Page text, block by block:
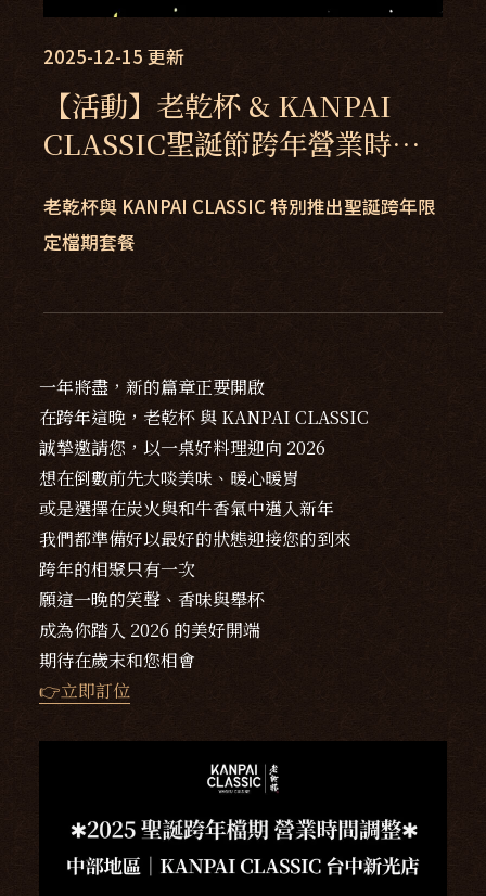
2025-12-15 更新
【活動】老乾杯 & KANPAI
CLASSIC聖誕節跨年營業時間
老乾杯與 KANPAI CLASSIC 特別推出聖誕跨年限
定檔期套餐
一年將盡，新的篇章正要開啟
在跨年這晚，老乾杯 與 KANPAI CLASSIC
誠摯邀請您，以一桌好料理迎向 2026
想在倒數前先大啖美味、暖心暖胃
或是選擇在炭火與和牛香氣中邁入新年
我們都準備好以最好的狀態迎接您的到來
跨年的相聚只有一次
願這一晚的笑聲、香味與舉杯
成為你踏入 2026 的美好開端
期待在歲末和您相會
👉立即訂位